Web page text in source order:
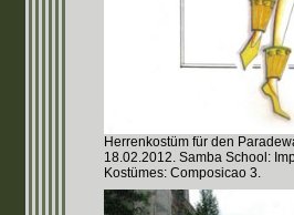
Herrenkostüm für den
18.02.2012. Samba School:
Kostümes: Composicao 3.